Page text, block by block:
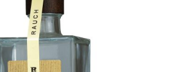
Shop
Kontakt